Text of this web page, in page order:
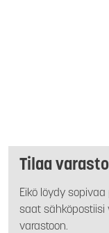
Tilaa
Eikö löydy
saat sähköpostiisi
varastoon.